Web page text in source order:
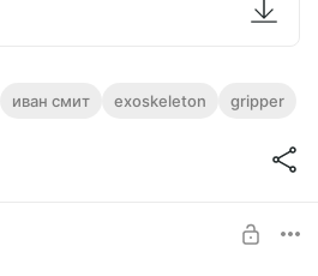
иван смит exoskeleton gripper